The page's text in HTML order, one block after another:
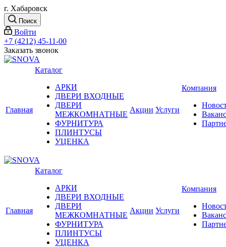
г. Хабаровск
Поиск
Войти
+7 (4212) 45-11-00
Заказать звонок
Главная
Каталог
АРКИ
ДВЕРИ ВХОДНЫЕ
ДВЕРИ
МЕЖКОМНАТНЫЕ
ФУРНИТУРА
ПЛИНТУСЫ
УЦЕНКА
Акции Услуги
Компания
Главная
Каталог
АРКИ
ДВЕРИ ВХОДНЫЕ
ДВЕРИ
МЕЖКОМНАТНЫЕ
ФУРНИТУРА
ПЛИНТУСЫ
УЦЕНКА
Акции Услуги
Компания